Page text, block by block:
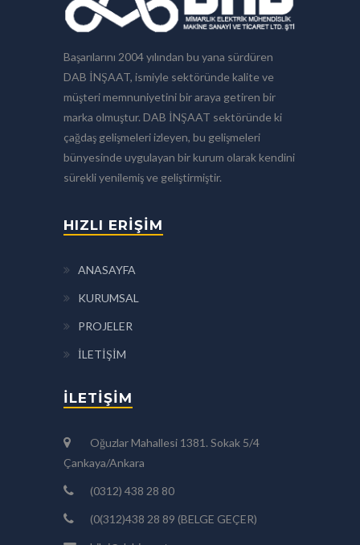
Başarılarını 2004 yılından bu yana sürdüren
DAB İNŞAAT, ismiyle sektöründe kalite ve
müşteri memnuniyetini bir araya getiren bir
marka olmuştur. DAB İNŞAAT sektöründe ki
çağdaş gelişmeleri izleyen, bu gelişmeleri
bünyesinde uygulayan bir kurum olarak kendini
sürekli yenilemiş ve geliştirmiştir.
HIZLI ERİŞİM
ANASAYFA
KURUMSAL
PROJELER
İLETİŞİM
İLETİŞİM
Oğuzlar Mahallesi 1381. Sokak 5/4
Çankaya/Ankara
(0312) 438 28 80
(0(312)438 28 89 (BELGE GEÇER)